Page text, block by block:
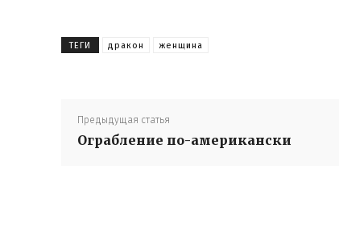
ТЕГИ дракон женщина
Предыдущая статья
Ограбление по-американски